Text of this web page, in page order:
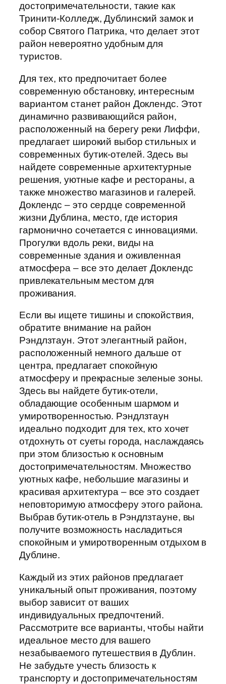
достопримечательности, такие как
Тринити-Колледж, Дублинский замок и
собор Святого Патрика, что делает этот
район невероятно удобным для
туристов.
Для тех, кто предпочитает более
современную обстановку, интересным
вариантом станет район Доклендс. Этот
динамично развивающийся район,
расположенный на берегу реки Лиффи,
предлагает широкий выбор стильных и
современных бутик-отелей. Здесь вы
найдете современные архитектурные
решения, уютные кафе и рестораны, а
также множество магазинов и галерей.
Доклендс – это сердце современной
жизни Дублина, место, где история
гармонично сочетается с инновациями.
Прогулки вдоль реки, виды на
современные здания и оживленная
атмосфера – все это делает Доклендс
привлекательным местом для
проживания.
Если вы ищете тишины и спокойствия,
обратите внимание на район
Рэндлзтаун. Этот элегантный район,
расположенный немного дальше от
центра, предлагает спокойную
атмосферу и прекрасные зеленые зоны.
Здесь вы найдете бутик-отели,
обладающие особенным шармом и
умиротворенностью. Рэндлзтаун
идеально подходит для тех, кто хочет
отдохнуть от суеты города, наслаждаясь
при этом близостью к основным
достопримечательностям. Множество
уютных кафе, небольшие магазины и
красивая архитектура – все это создает
неповторимую атмосферу этого района.
Выбрав бутик-отель в Рэндлзтауне, вы
получите возможность насладиться
спокойным и умиротворенным отдыхом в
Дублине.
Каждый из этих районов предлагает
уникальный опыт проживания, поэтому
выбор зависит от ваших
индивидуальных предпочтений.
Рассмотрите все варианты, чтобы найти
идеальное место для вашего
незабываемого путешествия в Дублин.
Не забудьте учесть близость к
транспорту и достопримечательностям